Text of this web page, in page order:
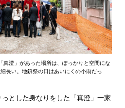
真澄」があった場所は、ぽっかりと空間にな
長い。地鎮祭の日はあいにくの小雨だっ
とした身なりをした「真澄」一家